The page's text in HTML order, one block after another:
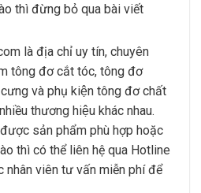
thì đừng bỏ qua bài viết
là địa chỉ uy tín, chuyên
tông đơ cắt tóc, tông đơ
và phụ kiện tông đơ chất
thương hiệu khác nhau.
sản phẩm phù hợp hoặc
thì có thể liên hệ qua Hotline
viên tư vấn miễn phí để